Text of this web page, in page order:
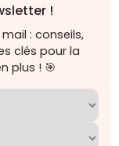
!
: conseils,
clés pour la
plus ! 🎯